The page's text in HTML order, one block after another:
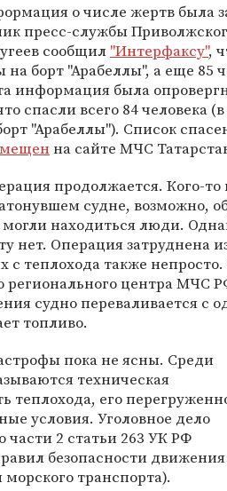
о числе жертв была
пресс-службы
сообщил "Интерфаксу",
борт "Арабеллы", а еще 85
информация была
спасли всего 84 человека
"Арабеллы"). Список
на сайте МЧС
продолжается. Кого-
судне, возможно,
могли находиться люди.
нет. Операция затруднена
с теплохода также
регионального центра МЧС
судно переваливается с
топливо.
пока не ясны. Среди
техническая
теплохода, его
условия. Уголовное дело
части 2 статьи 263 УК РФ
безопасности
транспорта).